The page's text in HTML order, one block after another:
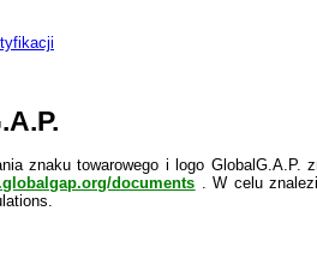
znaku towarowego i logo
documents . W celu